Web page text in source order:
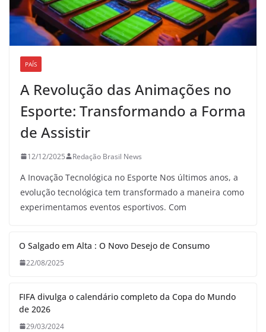
PAÍS
A Revolução das Animações no
Esporte: Transformando a Forma
de Assistir
12/12/2025 Redação Brasil News
A Inovação Tecnológica no Esporte Nos últimos anos, a
evolução tecnológica tem transformado a maneira como
experimentamos eventos esportivos. Com
O Salgado em Alta : O Novo Desejo de Consumo
22/08/2025
FIFA divulga o calendário completo da Copa do Mundo
de 2026
29/03/2024